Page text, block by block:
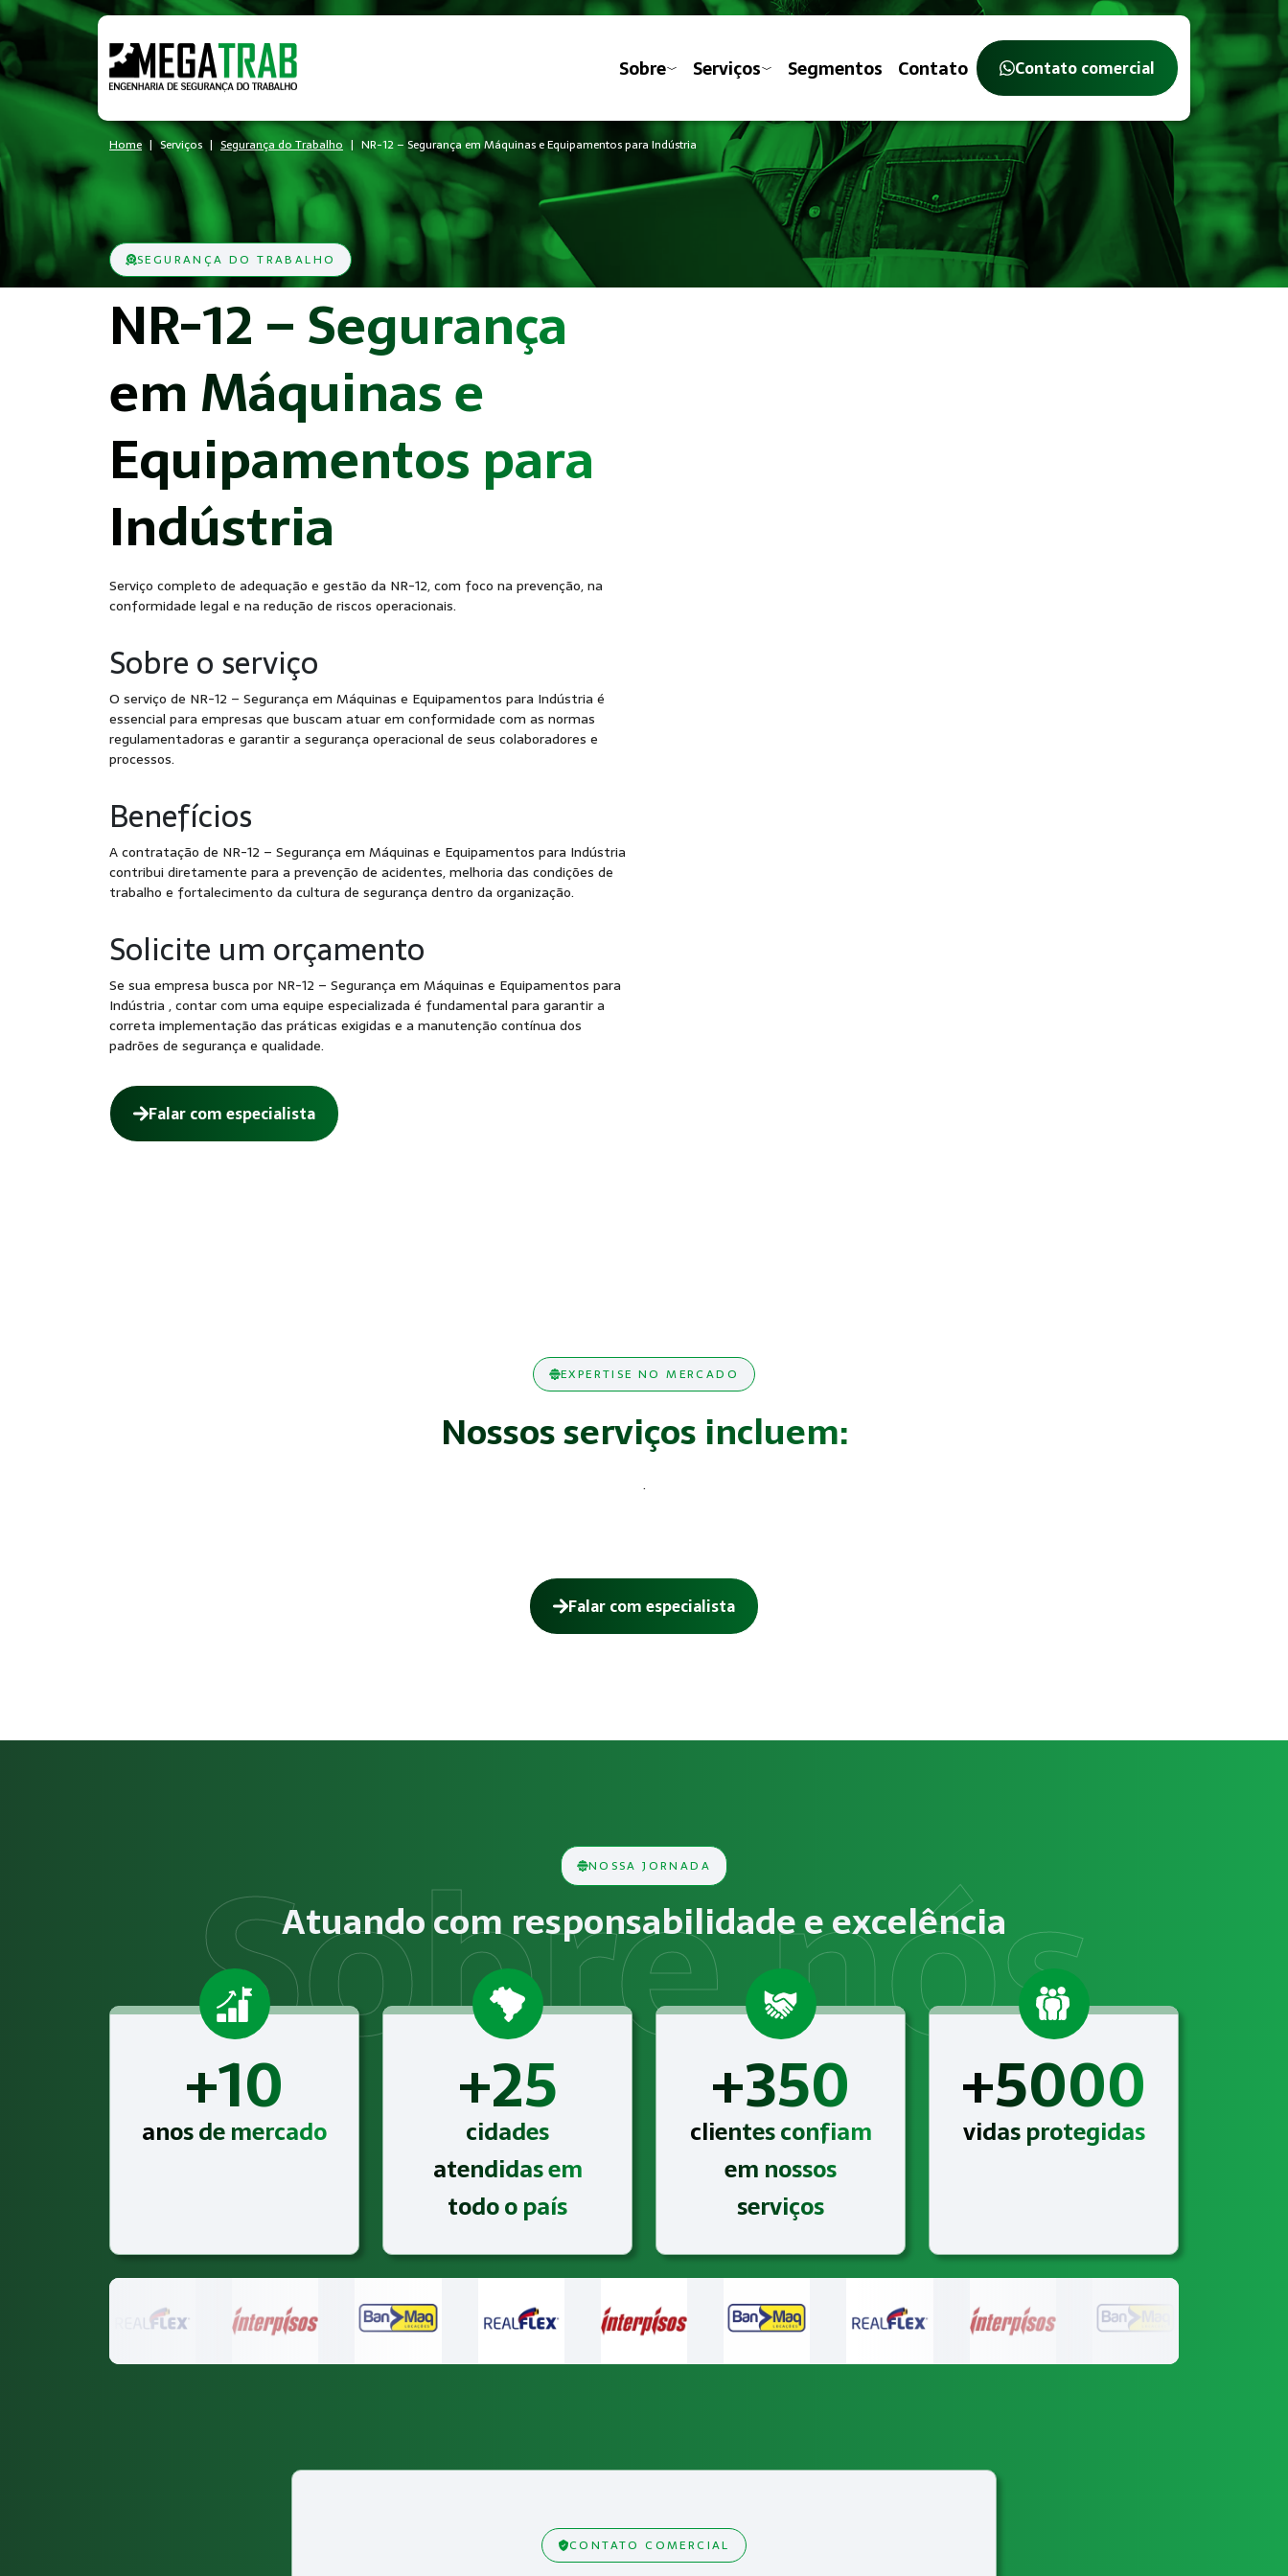
Sobre Serviços Segmentos Contato Contato comercial
Home Serviços Segurança do Trabalho NR-12 – Segurança em Máquinas e Equipamentos para Indústria
SEGURANÇA DO TRABALHO
NR-12 – Segurança
em Máquinas e
Equipamentos para
Indústria
Serviço completo de adequação e gestão da NR-12, com foco na prevenção, na
conformidade legal e na redução de riscos operacionais.
Sobre o serviço
O serviço de NR-12 – Segurança em Máquinas e Equipamentos para Indústria é
essencial para empresas que buscam atuar em conformidade com as normas
regulamentadoras e garantir a segurança operacional de seus colaboradores e
processos.
Benefícios
A contratação de NR-12 – Segurança em Máquinas e Equipamentos para Indústria
contribui diretamente para a prevenção de acidentes, melhoria das condições de
trabalho e fortalecimento da cultura de segurança dentro da organização.
Solicite um orçamento
Se sua empresa busca por NR-12 – Segurança em Máquinas e Equipamentos para
Indústria , contar com uma equipe especializada é fundamental para garantir a
correta implementação das práticas exigidas e a manutenção contínua dos
padrões de segurança e qualidade.
Falar com especialista
EXPERTISE NO MERCADO
Nossos serviços incluem:
.
Falar com especialista
Como funciona NR-12 – Segurança em Máquinas e Equipamentos?
Empresas que exercem atividades com exposição a riscos físicos, químicos, biológicos, ergonômicos ou psicossociais devem atender às exigências relacionadas a NR-12 –
Atendimento especializado
A Megatrab - Engenharia de Segurança do Trabalho oferece NR-12 – Segurança em Máquinas e Equipamentos para o segmento de Indústria com suporte técnico completo,
NOSSA JORNADA
Atuando com responsabilidade e excelência
+10
anos de mercado +25
cidades
atendidas em
todo o país
+350
clientes confiam
em nossos
serviços
+5000
vidas protegidas
CONTATO COMERCIAL